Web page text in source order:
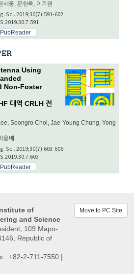
세웅, 문현욱, 이기원
Sci. 2019;30(7):591-602.
PubReader
Using
Non-Foster
대역 CRLH 전
Seongro Choi, Jae-Young Chung, Yong
용배
Sci. 2019;30(7):603-606.
PubReader
of
and Science
109 Mapo-
Republic of
: +82-2-711-7550 |
Move to PC Site